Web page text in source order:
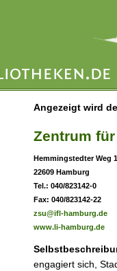
Angezeigt wird
Zentrum
Hemmingstedter Weg
22609 Hamburg
Tel.: 040/823142-0
Fax: 040/823142-22
zsu@ifl-hamburg.de
www.li-hamburg.de
engagiert sich,